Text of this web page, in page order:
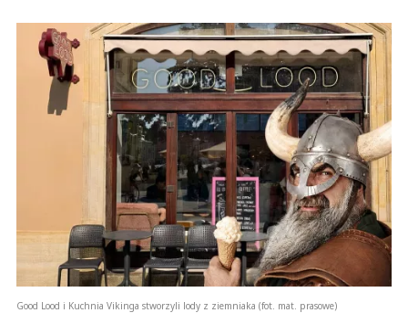
Good Lood i Kuchnia Vikinga stworzyli lody z ziemniaka (fot. mat. prasowe)